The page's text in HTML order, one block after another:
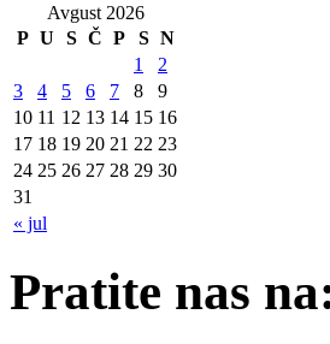
Avgust 2026
P U S Č P S N
« jul
1
2
3
4 5 6 7 8
9
10 11 12 13 14 15 16
17 18 19 20 21 22 23
24 25 26 27 28 29 30
31
Pratite nas